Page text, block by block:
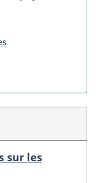
sur les